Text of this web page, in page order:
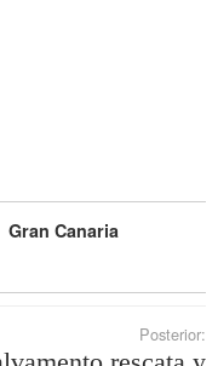
Gran Canaria
Posterior: